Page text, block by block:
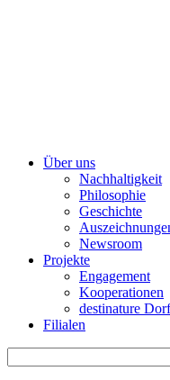
Über uns
Nachhaltigkeit
Philosophie
Geschichte
Newsroom
Projekte
Engagement
Kooperationen
destinature Dorf
Filialen